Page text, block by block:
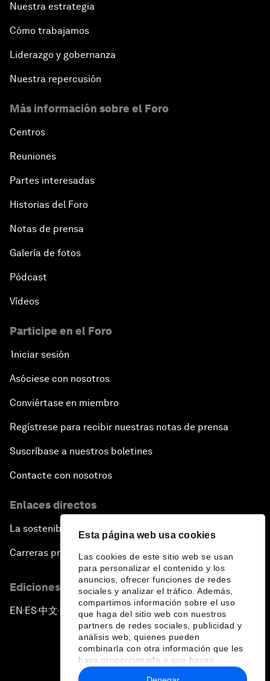
Esta página web usa cookies
Las cookies de este sitio web se usan
para personalizar el contenido y los
anuncios, ofrecer funciones de redes
sociales y analizar el tráfico. Además,
compartimos información sobre el uso
que haga del sitio web con nuestros
partners de redes sociales, publicidad y
análisis web, quienes pueden
combinarla con otra información que les
haya proporcionado o que hayan
recopilado a partir del uso que haya
The Modern Silk Road
Future-Proofing the Internet Economy
What If: Your Mind Can Be Read?
Partnering for Science
Welcome to the Annual Meeting of the New
Opening Plenary with Premier Li Keqiang
Leading Global Innovation
Asia's Energy Options
Intellectual Property in the Information Age
Navigating the Next Industrial Revolution
Parity Equals Performance
The Global Rise of China's Entrepreneurs
Bringing Space Down to Earth
Celebrating China's Globalizers
The New Champions: Charting a New Course for
Nuestra estrategia
Cómo trabajamos
Liderazgo y gobernanza
Nuestra repercusión
Más información sobre el Foro
Centros
Reuniones
Partes interesadas
Historias del Foro
Notas de prensa
Galería de fotos
Pódcast
Vídeos
Participe en el Foro
Iniciar sesión
Asóciese con nosotros
Conviértase en miembro
Regístrese para recibir nuestras notas de prensa
Suscríbase a nuestros boletines
Contacte con nosotros
Enlaces directos
La sostenibilidad en el Foro
Carreras profesionales
Ediciones en otros idiomas
EN ▪ES▪中文▪ 日本語